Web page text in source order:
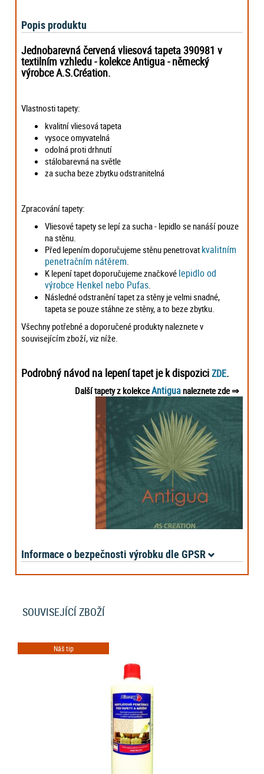
Popis produktu
Jednobarevná červená vliesová tapeta 390981 v
textilním vzhledu - kolekce Antigua -německý
výrobceA.S.Création.
Vlastnosti tapety:
kvalitní vliesová tapeta
vysoce omyvatelná
odolná proti drhnutí
stálobarevná na světle
za sucha beze zbytku odstranitelná
Zpracování tapety:
Vliesové tapety se lepí za sucha - lepidlo se nanáší pouze
na stěnu.
Před lepením doporučujeme stěnu penetrovat kvalitním
penetračním nátěrem.
K lepení tapet doporučujeme značkové lepidlo od
výrobce Henkel nebo Pufas.
Následné odstranění tapet za stěny je velmi snadné,
tapeta se pouze stáhne ze stěny, a to beze zbytku.
Všechny potřebné a doporučené produkty naleznete v
souvisejícím zboží, viz níže.
Podrobný návod na lepení tapet je k dispoziciZDE.
Další tapety z kolekceAntiguanaleznete zde ⇒
Informace o bezpečnosti výrobku dle GPSR
SOUVISEJÍCÍ ZBOŽÍ
Náš tip